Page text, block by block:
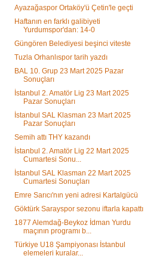
Ayazağaspor Ortaköy'ü Çetin'le geçti
Haftanın en farklı galibiyeti
Yurdumspor'dan: 14-0
Güngören Belediyesi beşinci viteste
Tuzla Orhanlıspor tarih yazdı
BAL 10. Grup 23 Mart 2025 Pazar
Sonuçları
İstanbul 2. Amatör Lig 23 Mart 2025
Pazar Sonuçları
İstanbul SAL Klasman 23 Mart 2025
Pazar Sonuçları
Semih attı THY kazandı
İstanbul 2. Amatör Lig 22 Mart 2025
Cumartesi Sonu...
İstanbul SAL Klasman 22 Mart 2025
Cumartesi Sonuçları
Emre Sarıcı'nın yeni adresi Kartalgücü
Göktürk Sarayspor sezonu iftarla kapattı
1877 Alemdağ-Beykoz İdman Yurdu
maçının programı b...
Türkiye U18 Şampiyonası İstanbul
elemeleri kuralar...